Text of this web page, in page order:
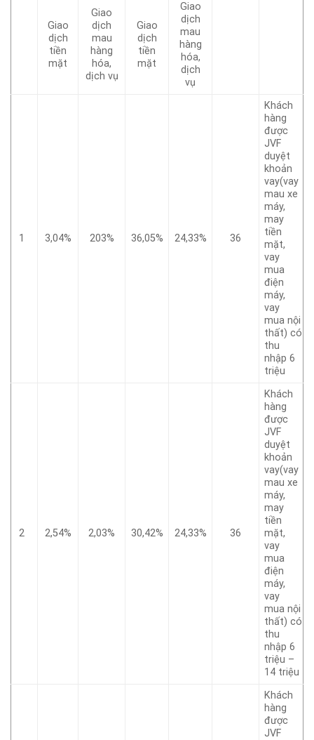
Giao
dịch
tiền
mặt
Giao
dịch
mau
hàng
hóa,
dịch vụ
Giao
dịch
tiền
mặt
Giao
dịch
mau
hàng
hóa,
dịch
vụ
1 3,04% 203% 36,05% 24,33% 36
Khách
hàng
được
JVF
duyệt
khoản
vay(vay
mau xe
máy,
may
tiền
mặt,
vay
mua
điện
máy,
vay
mua nội
thất) có
thu
nhập 6
triệu
2 2,54% 2,03% 30,42% 24,33% 36
Khách
hàng
được
JVF
duyệt
khoản
vay(vay
mau xe
máy,
may
tiền
mặt,
vay
mua
điện
máy,
vay
mua nội
thất) có
thu
nhập 6
triệu –
14 triệu
Khách
hàng
được
JVF